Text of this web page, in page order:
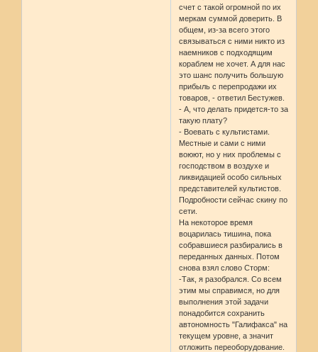
счет с такой огромной по их
меркам суммой доверить. В
общем, из-за всего этого
связываться с ними никто из
наемников с подходящим
кораблем не хочет. А для нас
это шанс получить большую
прибыль с перепродажи их
товаров, - ответил Бестужев.
- А, что делать придется-то за
такую плату?
- Воевать с культистами.
Местные и сами с ними
воюют, но у них проблемы с
господством в воздухе и
ликвидацией особо сильных
представителей культистов.
Подробности сейчас скину по
сети.
На некоторое время
воцарилась тишина, пока
собравшиеся разбирались в
переданных данных. Потом
снова взял слово Сторм:
-Так, я разобрался. Со всем
этим мы справимся, но для
выполнения этой задачи
понадобится сохранить
автономность "Галифакса" на
текущем уровне, а значит
отложить переоборудование.